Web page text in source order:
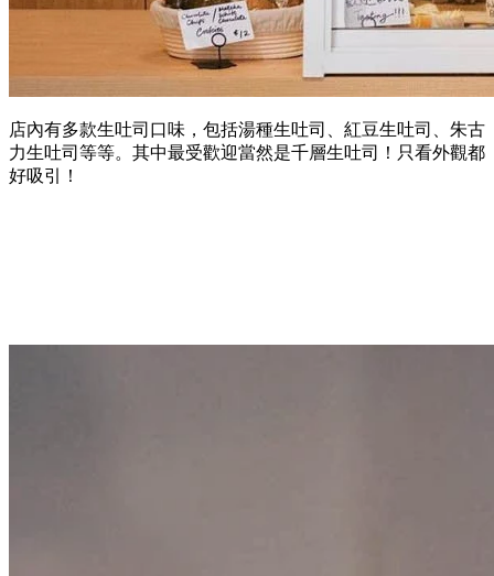
店內有多款生吐司口味，包括湯種生吐司、紅豆生吐司、朱古
力生吐司等等。其中最受歡迎當然是千層生吐司！只看外觀都
好吸引！